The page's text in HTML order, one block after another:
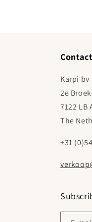
Contact
Karpi bv
2e
7122 LB
The
+31